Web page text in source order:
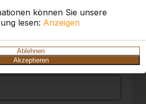
können Sie unsere
lesen: Anzeigen
Ablehnen
Akzeptieren
15-11-2017
und zuverlässig in
den Fahrer! Sein Können
bei der
suchen